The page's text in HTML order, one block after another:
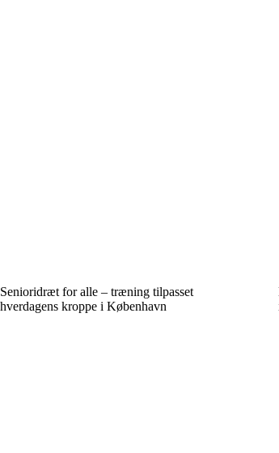
Senioridræt for alle – træning tilpasset
hverdagens kroppe i København